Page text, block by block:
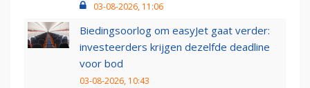
03-08-2026, 11:06
Biedingsoorlog om easyJet gaat verder:
investeerders krijgen dezelfde deadline
voor bod
03-08-2026, 10:43